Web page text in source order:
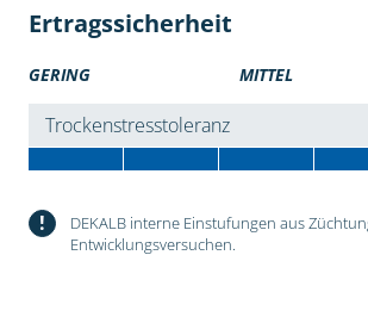
Ertragssicherheit
GERING MITTEL
Trockenstresstoleranz
!
DEKALB interne Einstufungen aus
Entwicklungsversuchen.